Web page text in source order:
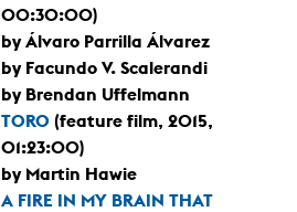
00:30:00)
by Álvaro Parrilla Álvarez
by Facundo V. Scalerandi
by Brendan Uffelmann
TORO (feature film, 2015,
01:23:00)
by Martin Hawie
A FIRE IN MY BRAIN THAT